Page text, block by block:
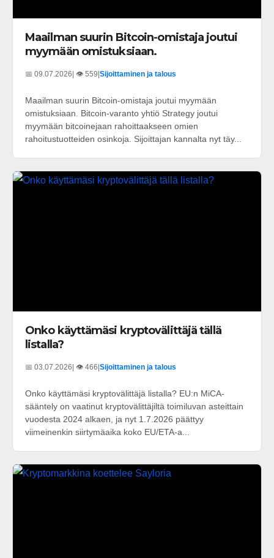
Maailman suurin Bitcoin-omistaja joutui
myymään omistuksiaan.
📅 09.07.2026 | 👁️ 559 Sijoittaminen ja talous
Maailman suurin Bitcoin-omistaja joutui myymään
omistuksiaan. Bitcoin-varanto yhtiö Strategy joutui
myymään bitcoinejaan rahoittaakseen omien
rahoitustuotteiden osinkoja. Sijoittajan kannalta nyt täy...
Onko käyttämäsi kryptovälittäjä tällä
listalla?
📅 03.07.2026| 👁️ 466|Sijoittaminen ja talous
Onko käyttämäsi kryptovälittäjä listalla? EU:n MiCA-
sääntely on vaatinut kryptovälittäjiltä toimiluvan asteittain
vuodesta 2024 alkaen, ja nyt 1.7.2026 päättyy
viimeinenkin siirtymäaika koko EU/ETA-a...